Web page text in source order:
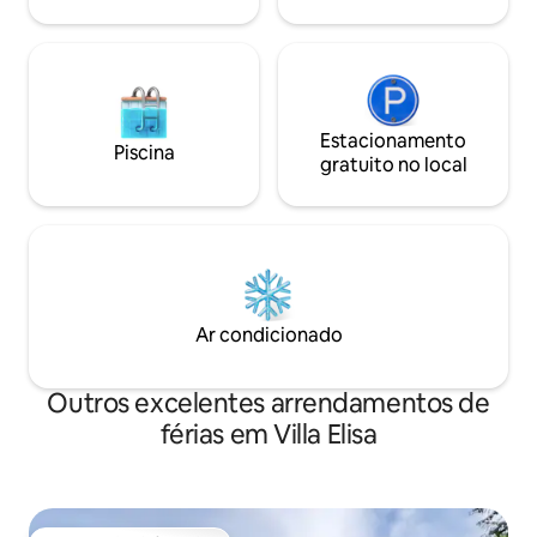
Piscina
Estacionamento
gratuito no local
Ar condicionado
Outros excelentes arrendamentos de
férias em Villa Elisa